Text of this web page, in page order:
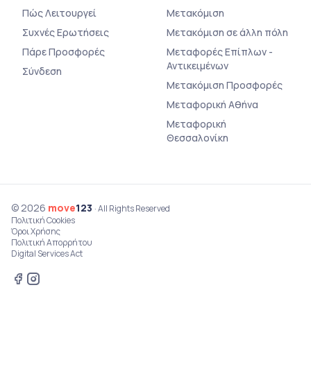
Πώς Λειτουργεί
Συχνές Ερωτήσεις
Πάρε Προσφορές
Σύνδεση
Μετακόμιση
Μετακόμιση σε άλλη πόλη
Μεταφορές Επίπλων -
Αντικειμένων
Μετακόμιση Προσφορές
Μεταφορική Αθήνα
Μεταφορική
Θεσσαλονίκη
© 2026 move123 · All Rights Reserved
Πολιτική Cookies
Όροι Χρήσης
Πολιτική Απορρήτου
Digital Services Act